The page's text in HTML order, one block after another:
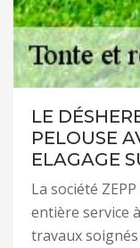
LE
PELOUSE
ELAGAGE
La société
entière service
travaux